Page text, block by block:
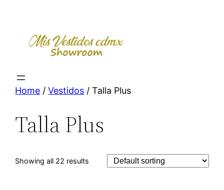
content
Home /Vestidos / Talla Plus
Talla Plus
Showing all 22 results